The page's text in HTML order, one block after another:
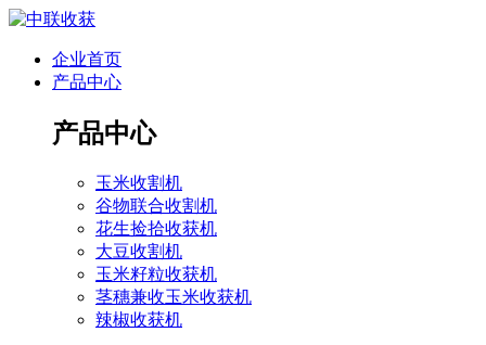
企业首页
产品中心
产品中心
玉米收割机
谷物联合收割机
花生捡拾收获机
大豆收割机
玉米籽粒收获机
茎穗兼收玉米收获机
辣椒收获机